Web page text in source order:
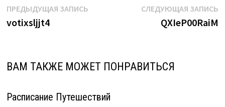
Навигация
по
ПРЕДЫДУЩАЯ ЗАПИСЬПредыдущая
votixsljjt4
СЛЕДУЮЩАЯ ЗАПИСЬ
QXIeP00RaiM
ВАМ ТАКЖЕ МОЖЕТ ПОНРАВИТЬСЯ
Расписание Путешествий